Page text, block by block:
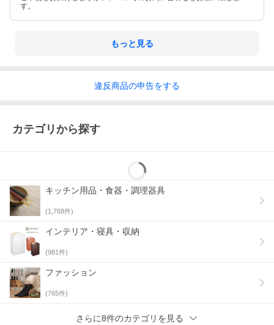
す。
もっと見る
違反商品の申告をする
カテゴリから探す
キッチン用品・食器・調理器具
(1,768件)
インテリア・寝具・収納
(981件)
ファッション
(765件)
さらに8件のカテゴリを見る